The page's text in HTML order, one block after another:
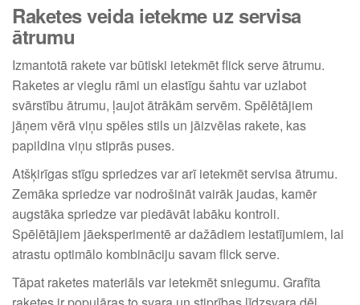
Raketes veida ietekme uz servisa
ātrumu
Izmantotā rakete var būtiski ietekmēt flick serve ātrumu.
Raketes ar vieglu rāmi un elastīgu šahtu var uzlabot
svārstību ātrumu, ļaujot ātrākām servēm. Spēlētājiem
jāņem vērā viņu spēles stils un jāizvēlas rakete, kas
papildina viņu stiprās puses.
Atšķirīgas stīgu spriedzes var arī ietekmēt servisa ātrumu.
Zemāka spriedze var nodrošināt vairāk jaudas, kamēr
augstāka spriedze var piedāvāt labāku kontroli.
Spēlētājiem jāeksperimentē ar dažādiem iestatījumiem, lai
atrastu optimālo kombināciju savam flick serve.
Tāpat raketes materiāls var ietekmēt sniegumu. Grafīta